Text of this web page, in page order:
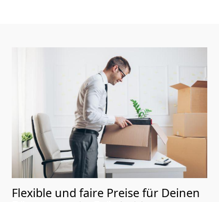
Flexible und faire Preise für Deinen